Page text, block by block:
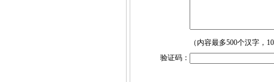
（内容最多500个汉字，
验证码：